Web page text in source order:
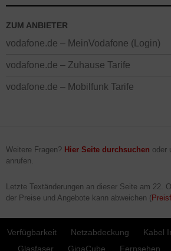
ZUM ANBIETER
vodafone.de – MeinVodafone (Login)
vodafone.de – Zuhause Tarife
vodafone.de – Mobilfunk Tarife
Weitere Fragen? Hier Seite durchsuchen oder
anrufen.
Letzte Textänderungen an dieser Seite am 22.
der Preise und Angebote kann abweichen (
Verfügbarkeit Netzabdeckung Kabel
Glasfaser
GigaCube Fernsehen